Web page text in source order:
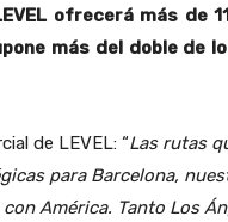
ofrecerá más de
más del doble de
de LEVEL: “Las rutas
para Barcelona,
América. Tanto Los